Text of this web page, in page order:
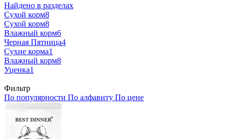
Найдено в разделах
Сухой корм8
Сухой корм8
Влажный корм6
Черная Пятница4
Сухие корма1
Влажный корм8
Уценка1
Фильтр
По популярности По алфавиту По цене